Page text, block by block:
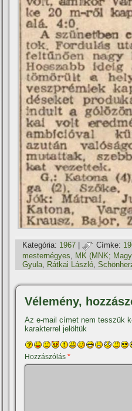
Kategória: 1967 | Címke:
mesternégyes
MK (MNK;
Gyula
Rátkai László ,
Vélemény,
Az e-mail címet nem tesszük
karakterrel jelöltük
Hozzászólás*